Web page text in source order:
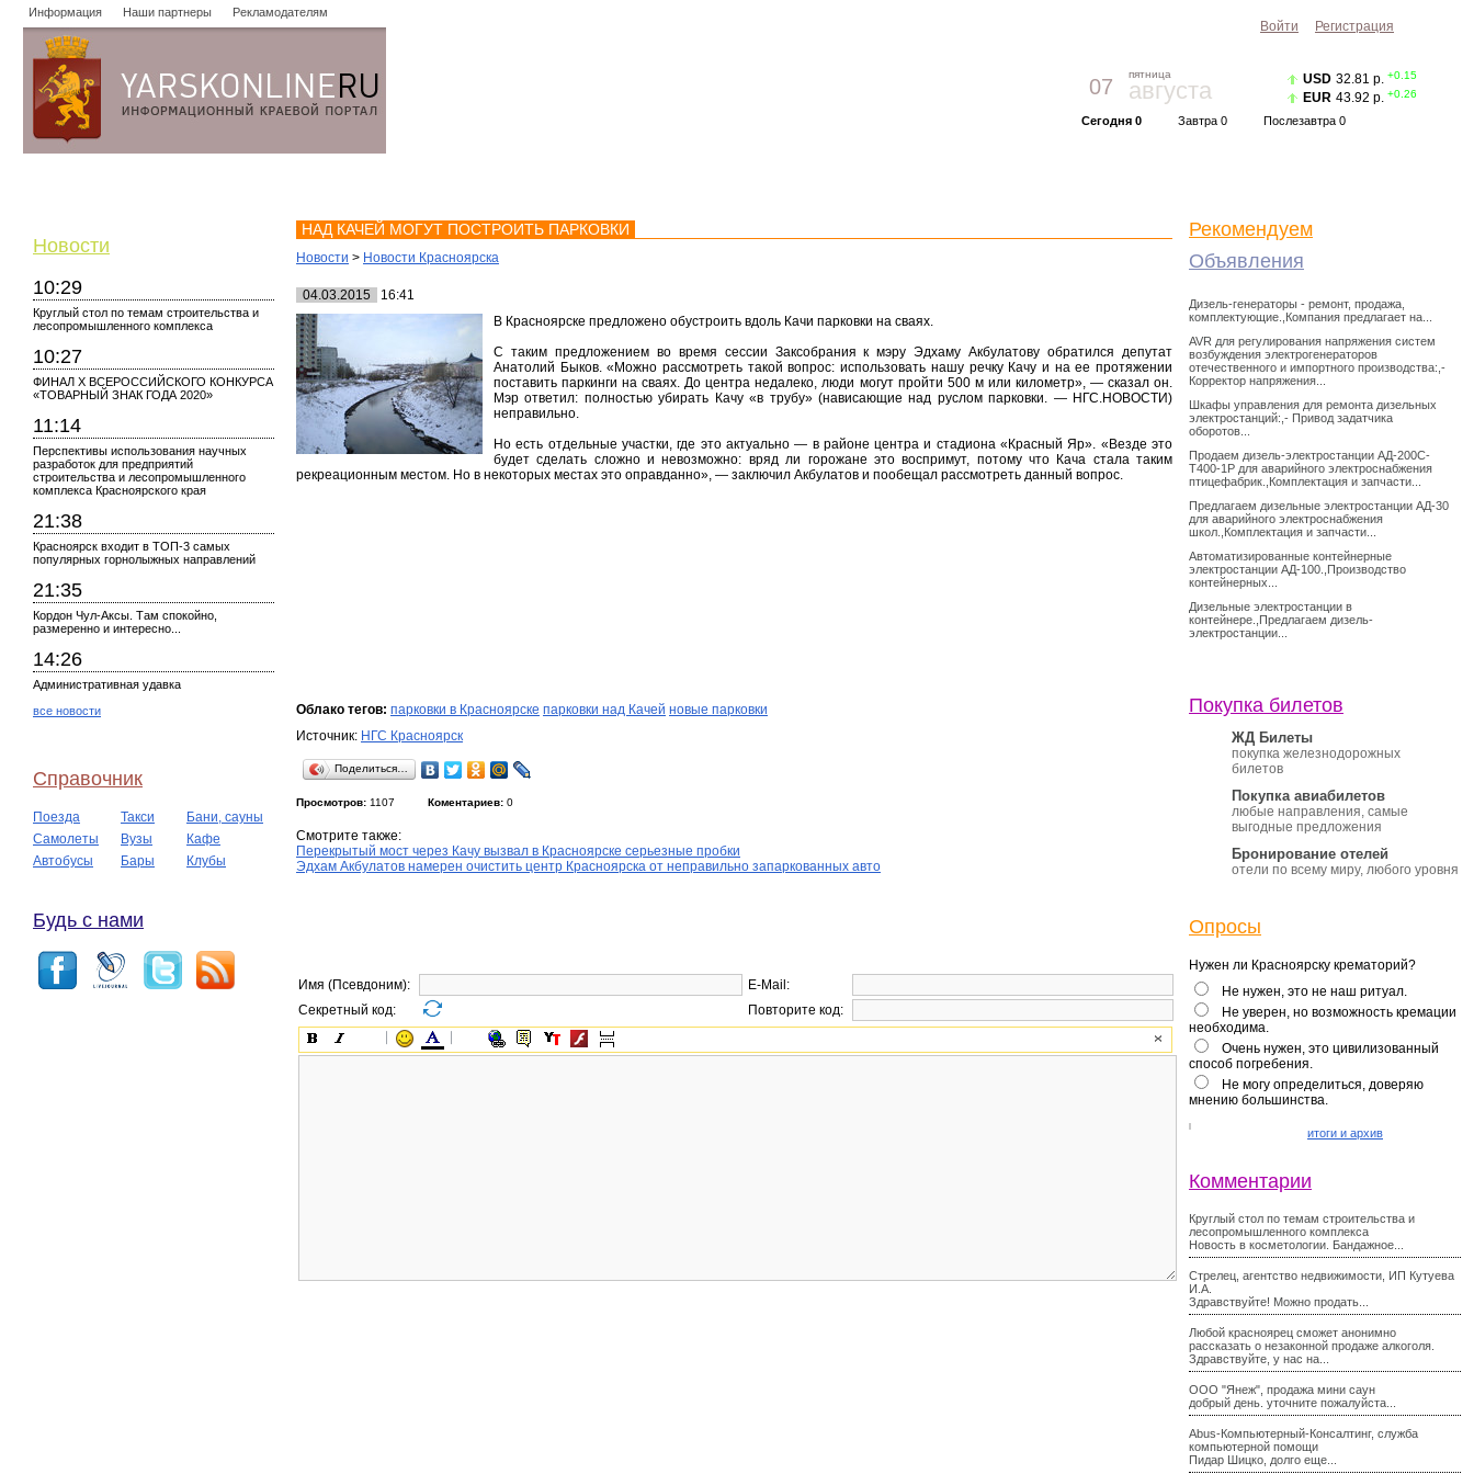
Информация Наши партнеры Рекламодателям
07
пятница
августа
Сегодня 0 Завтра 0 Послезавтра 0
USD 32.81 р. +0.15
EUR 43.92 р. +0.26
Новости
10:29
Круглый стол по темам строительства и
лесопромышленного комплекса
10:27
ФИНАЛ X ВСЕРОССИЙСКОГО КОНКУРСА
«ТОВАРНЫЙ ЗНАК ГОДА 2020»
11:14
Перспективы использования научных
разработок для предприятий
строительства и лесопромышленного
комплекса Красноярского края
21:38
Красноярск входит в ТОП-3 самых
популярных горнолыжных направлений
21:35
Кордон Чул-Аксы. Там спокойно,
размеренно и интересно...
14:26
Административная удавка
все новости
Справочник
Поезда Такси
Бани, сауны
Самолеты
Вузы
Кафе
Автобусы
Бары Клубы
Будь с нами
НАД КАЧЕЙ МОГУТ ПОСТРОИТЬ ПАРКОВКИ
Новости > Новости Красноярска
04.03.2015
16:41
В Красноярске предложено обустроить вдоль Качи парковки на сваях.
С таким предложением во время сессии Заксобрания к мэру Эдхаму Акбулатову обратился депутат
Анатолий Быков. «Можно рассмотреть такой вопрос: использовать нашу речку Качу и на ее протяжении
поставить паркинги на сваях. До центра недалеко, люди могут пройти 500 м или километр», — сказал он.
Мэр ответил: полностью убирать Качу «в трубу» (нависающие над руслом парковки. — НГС.НОВОСТИ)
неправильно.
Но есть отдельные участки, где это актуально — в районе центра и стадиона «Красный Яр». «Везде это
будет сделать сложно и невозможно: вряд ли горожане это воспримут, потому что Кача стала таким
рекреационным местом. Но в некоторых местах это оправданно», — заключил Акбулатов и пообещал рассмотреть данный вопрос.
Облако тегов: парковки в Красноярске парковки над Качей новые парковки
Источник: НГС Красноярск
Поделиться…
Просмотров: 1107 Коментариев: 0
Смотрите также:
Перекрытый мост через Качу вызвал в Красноярске серьезные пробки
Эдхам Акбулатов намерен очистить центр Красноярска от неправильно запаркованных авто
Имя (Псевдоним):
E-Mail:
Секретный код:
Повторите код:
Рекомендуем
Объявления
Дизель-генераторы - ремонт, продажа,
комплектующие.,Компания предлагает на...
AVR для регулирования напряжения систем
возбуждения электрогенераторов
отечественного и импортного производства:,-
Корректор напряжения...
Шкафы управления для ремонта дизельных
электростанций:,- Привод задатчика
оборотов...
Продаем дизель-электростанции АД-200С-
Т400-1Р для аварийного электроснабжения
птицефабрик.,Комплектация и запчасти...
Предлагаем дизельные электростанции АД-30
для аварийного электроснабжения
школ.,Комплектация и запчасти...
Автоматизированные контейнерные
электростанции АД-100.,Производство
контейнерных...
Дизельные электростанции в
контейнере.,Предлагаем дизель-
электростанции...
Покупка билетов
ЖД Билеты
покупка железнодорожных
билетов
Покупка авиабилетов
любые направления, самые
выгодные предложения
Бронирование отелей
отели по всему миру, любого уровня
Опросы
Нужен ли Красноярску крематорий?
Не нужен, это не наш ритуал.
Не уверен, но возможность кремации
необходима.
Очень нужен, это цивилизованный
способ погребения.
Не могу определиться, доверяю
мнению большинства.
итоги и архив
Комментарии
Круглый стол по темам строительства и
лесопромышленного комплекса
Новость в косметологии. Бандажное...
Стрелец, агентство недвижимости, ИП Кутуева
И.А.
Здравствуйте! Можно продать...
Любой красноярец сможет анонимно
рассказать о незаконной продаже алкоголя.
Здравствуйте, у нас на...
ООО "Янеж", продажа мини саун
добрый день. уточните пожалуйста...
Abus-Компьютерный-Консалтинг, служба
компьютерной помощи
Пидар Шицко, долго еще...
Войти Регистрация